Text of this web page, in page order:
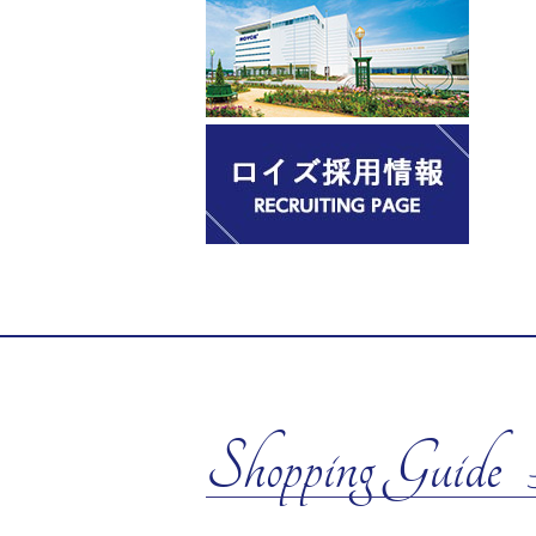
Shopping Guide